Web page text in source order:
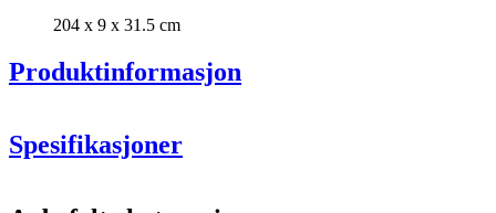
204 x 9 x 31.5 cm
Produktinformasjon
Spesifikasjoner